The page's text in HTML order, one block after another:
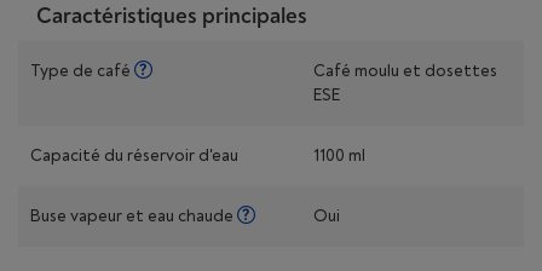
Caractéristiques principales
Type de café
Café moulu et dosettes
ESE
Capacité du réservoir d'eau 1100 ml
Buse vapeur et eau chaude Oui